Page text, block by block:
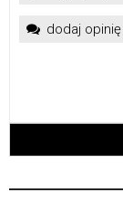
dodaj opinię